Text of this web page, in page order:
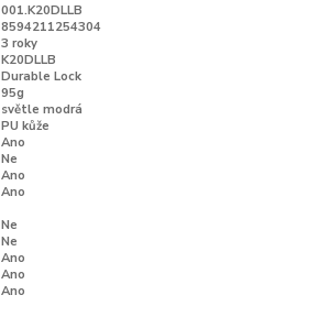
001.K20DLLB
8594211254304
3 roky
K20DLLB
Durable Lock
95g
světle modrá
PU kůže
Ano
Ne
Ano
Ano
Ne
Ne
Ano
Ano
Ano